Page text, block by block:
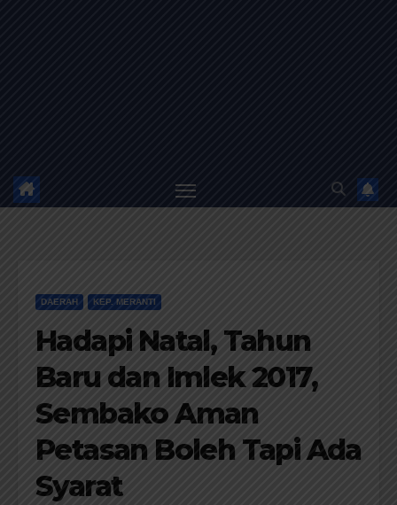
DAERAH KEP. MERANTI
Hadapi Natal, Tahun
Baru dan Imlek 2017,
Sembako Aman
Petasan Boleh Tapi Ada
Syarat